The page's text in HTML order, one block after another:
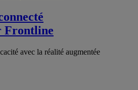
Frontline
avec la réalité augmentée